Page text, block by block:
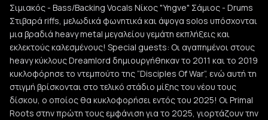
Σιμιακός - Bass/Backing Vocals Νίκος "Yngve" Σάμιος - Drums
Στιβαρά riffs, μελωδικά φωνητικά και άψογα solos υπόσχονται
μια βραδιά heavy metal μεγαλείου γεμάτη εκπλήξεις και
εκλεκτούς καλεσμένους! Special guests: Οι αγαπημένοι στους
heavy κύκλους Dreamlord δημιουργήθηκαν το 2011 και το 2019
κυκλοφόρησε το ντεμπούτο της “Disciples Of War”, ενώ αυτή τη
στιγμή βρίσκονται στο τελικό στάδιο μίξης του νέου τους
δίσκου, ο οποίος θα κυκλοφορήσει εντός του 2025! Οι Primal
Roots στην πρώτη τους εμφάνιση για το 2025, γιορτάζουν την